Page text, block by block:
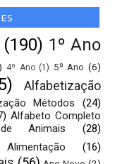
(190) 1º Ano
4º Ano (1) 5º Ano (6)
Alfabetização
Métodos
(24)
Alfabeto Completo
Animais (28)
Alimentação (16)